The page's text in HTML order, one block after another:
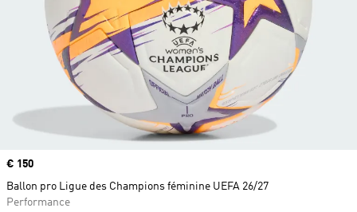
Prix
€ 150
Ballon pro Ligue des Champions féminine UEFA 26/27
Performance